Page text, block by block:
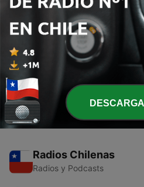
2 - Episodio 2 Comprando tu
1 - Episodio 1 Iniciando con la
28 jul. 2021
Radios Chilenas
Radios y Podcasts